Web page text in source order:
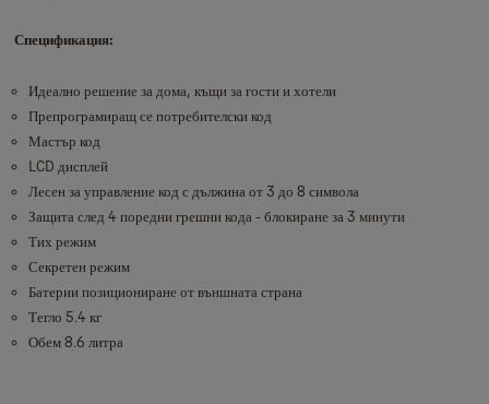
Спецификация:
Идеално решение за дома, къщи за гости и хотели
Препрограмиращ се потребителски код
Мастър код
LCD дисплей
Лесен за управление код с дължина от 3 до 8 символа
Защита след 4 поредни грешни кода - блокиране за 3 минути
Тих режим
Секретен режим
Батерии позициониране от външната страна
Тегло 5.4 кг
Обем 8.6 литра